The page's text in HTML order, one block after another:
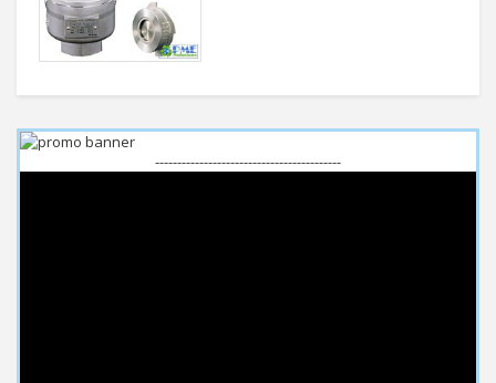
------------------------------------------